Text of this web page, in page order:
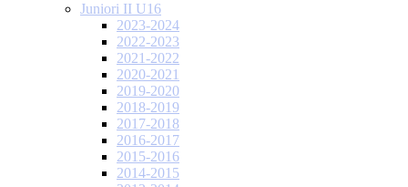
Juniori II U16
2023-2024
2022-2023
2021-2022
2020-2021
2019-2020
2018-2019
2017-2018
2016-2017
2015-2016
2014-2015